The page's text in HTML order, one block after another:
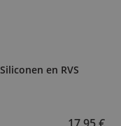
en RVS
17,95 €